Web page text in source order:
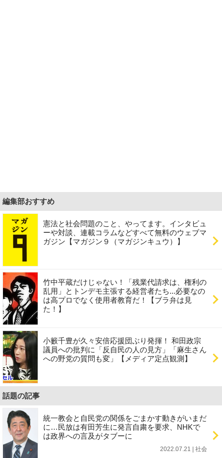
編集部おすすめ
憲法と社会問題のこと、やってます。インタビュ
ーや対談、連載コラムなどすべて無料のウェブマ
ガジン【マガジン９（マガジンキュウ）】
竹中平蔵だけじゃない！「残業代請求は、権利の
乱用」とトンデモ主張する経営者たち...必要なの
は高プロでなく使用者教育だ！【ブラ弁は見
た！】
小籔千豊が久々安倍応援団ぶり発揮！ 和田政宗
議員への批判に「反自民の人の見方」「麻生さん
への野党の質問も変」【メディア定点観測】
話題の記事
統一教会と自民党の関係をごまかす動きがいまだ
に…民放は有田芳生に発言自粛を要求、NHKで
は政界への言及がタブーに
2022.07.21 | 社会